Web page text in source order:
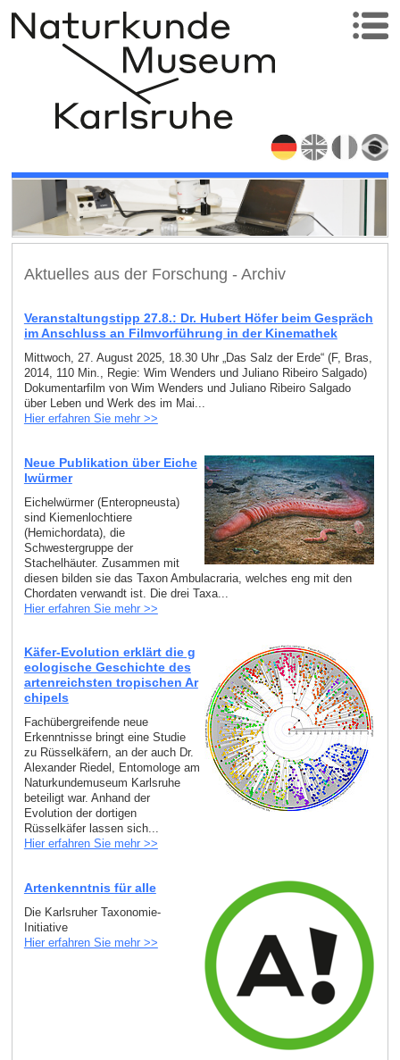
Aktuelles aus der Forschung - Archiv
Veranstaltungstipp 27.8.: Dr. Hubert Höfer beim Gespräch
im Anschluss an Filmvorführung in der Kinemathek
Mittwoch, 27. August 2025, 18.30 Uhr „Das Salz der Erde“ (F, Bras,
2014, 110 Min., Regie: Wim Wenders und Juliano Ribeiro Salgado)
Dokumentarfilm von Wim Wenders und Juliano Ribeiro Salgado
über Leben und Werk des im Mai...
Hier erfahren Sie mehr >>
Neue Publikation über Eiche
lwürmer
Eichelwürmer (Enteropneusta)
sind Kiemenlochtiere
(Hemichordata), die
Schwestergruppe der
Stachelhäuter. Zusammen mit
diesen bilden sie das Taxon Ambulacraria, welches eng mit den
Chordaten verwandt ist. Die drei Taxa...
Hier erfahren Sie mehr >>
Käfer-Evolution erklärt die g
eologische Geschichte des
artenreichsten tropischen Ar
chipels
Fachübergreifende neue
Erkenntnisse bringt eine Studie
zu Rüsselkäfern, an der auch Dr.
Alexander Riedel, Entomologe am
Naturkundemuseum Karlsruhe
beteiligt war. Anhand der
Evolution der dortigen
Rüsselkäfer lassen sich...
Hier erfahren Sie mehr >>
Artenkenntnis für alle
Die Karlsruher Taxonomie-
Initiative
Hier erfahren Sie mehr >>